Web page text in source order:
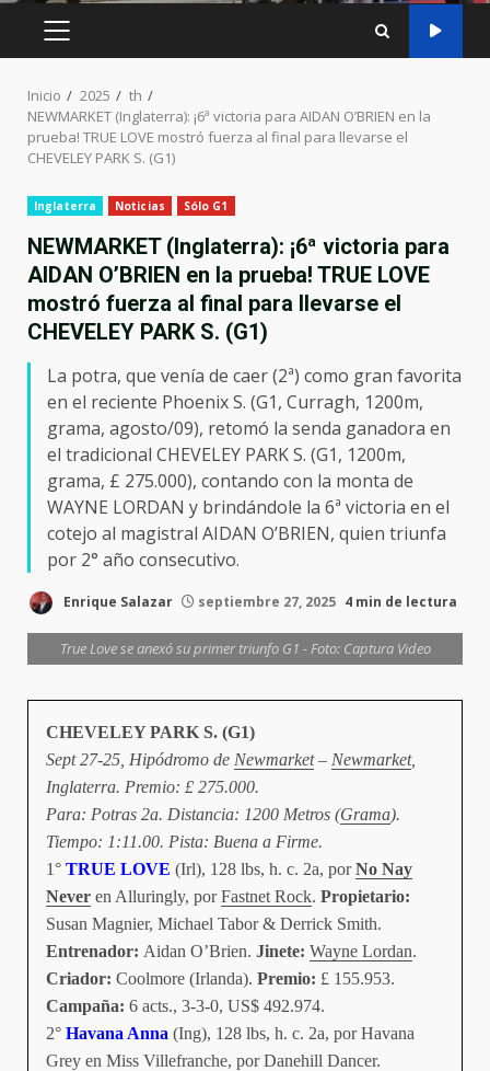
MENÚ
Inicio 2025
th
NEWMARKET (Inglaterra): ¡6ª victoria para AIDAN O’BRIEN en la
prueba! TRUE LOVE mostró fuerza al final para llevarse el
CHEVELEY PARK S. (G1)
Inglaterra Noticias Sólo G1
NEWMARKET (Inglaterra): ¡6ª victoria para
AIDAN O’BRIEN en la prueba! TRUE LOVE
mostró fuerza al final para llevarse el
CHEVELEY PARK S. (G1)
La potra, que venía de caer (2ª) como gran favorita
en el reciente Phoenix S. (G1, Curragh, 1200m,
grama, agosto/09), retomó la senda ganadora en
el tradicional CHEVELEY PARK S. (G1, 1200m,
grama, £ 275.000), contando con la monta de
WAYNE LORDAN y brindándole la 6ª victoria en el
cotejo al magistral AIDAN O’BRIEN, quien triunfa
por 2° año consecutivo.
Enrique Salazar septiembre 27, 2025 4 min de lectura
True Love se anexó su primer triunfo G1 - Foto: Captura Video
CHEVELEY PARK S. (G1)
Sept 27-25, Hipódromo de Newmarket– Newmarket,
Inglaterra. Premio: £ 275.000.
Para: Potras 2a. Distancia: 1200 Metros (Grama).
Tiempo: 1:11.00. Pista: Buena a Firme.
1° TRUE LOVE (Irl), 128 lbs, h. c. 2a, porNo Nay
Never en Alluringly, porFastnet Rock. Propietario:
Susan Magnier, Michael Tabor & Derrick Smith.
Entrenador: Aidan O’Brien. Jinete: Wayne Lordan.
Criador: Coolmore (Irlanda). Premio: £ 155.953.
Campaña: 6 acts., 3-3-0, US$ 492.974.
2° Havana Anna (Ing), 128 lbs, h. c. 2a, por Havana
Grey en Miss Villefranche, por Danehill Dancer.